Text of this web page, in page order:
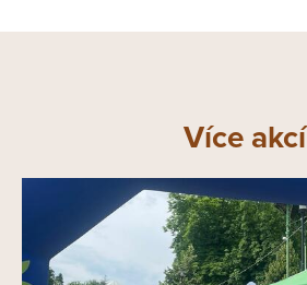
Více akcí